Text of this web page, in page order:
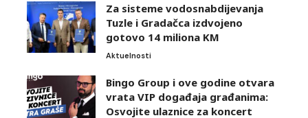
Za sisteme vodosnabdijevanja
Tuzle i Gradačca izdvojeno
gotovo 14 miliona KM
Aktuelnosti
Bingo Group i ove godine otvara
vrata VIP događaja građanima:
Osvojite ulaznice za koncert